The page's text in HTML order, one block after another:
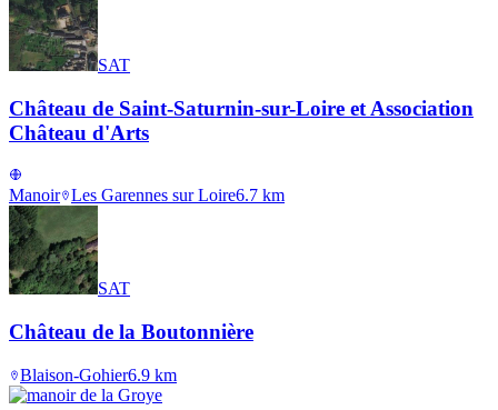
SAT
Château de Saint-Saturnin-sur-Loire et Association
Château d'Arts
Manoir Les Garennes sur Loire6.7 km
SAT
Château de la Boutonnière
Blaison-Gohier6.9 km